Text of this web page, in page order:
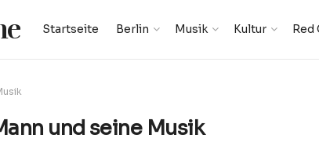
Startseite Berlin Musik Kultur Red
und seine Musik